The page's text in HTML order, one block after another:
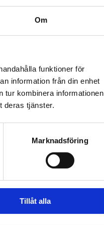
Om
funktioner för
information från din enhet
tur kombinera informationen
deras tjänster.
Marknadsföring
Tillåt alla